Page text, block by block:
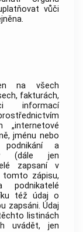
vůči
na všech
fakturách,
informací
„internetové
jménu nebo
podnikánía
(dále jen
zapsaní v
tomto zápisu,
též údaj o
zapsáni. Údaj
listinách
uvádět, jen